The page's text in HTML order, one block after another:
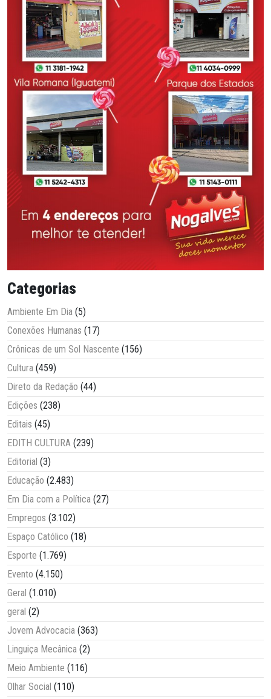
Categorias
Ambiente Em Dia (5)
Conexões Humanas (17)
Crônicas de um Sol Nascente (156)
Cultura (459)
Direto da Redação (44)
Edições (238)
Editais (45)
EDITH CULTURA (239)
Editorial (3)
Educação (2.483)
Em Dia com a Política (27)
Empregos (3.102)
Espaço Católico (18)
Esporte (1.769)
Evento (4.150)
Geral (1.010)
geral (2)
Jovem Advocacia (363)
Linguiça Mecânica (2)
Meio Ambiente (116)
Olhar Social (110)